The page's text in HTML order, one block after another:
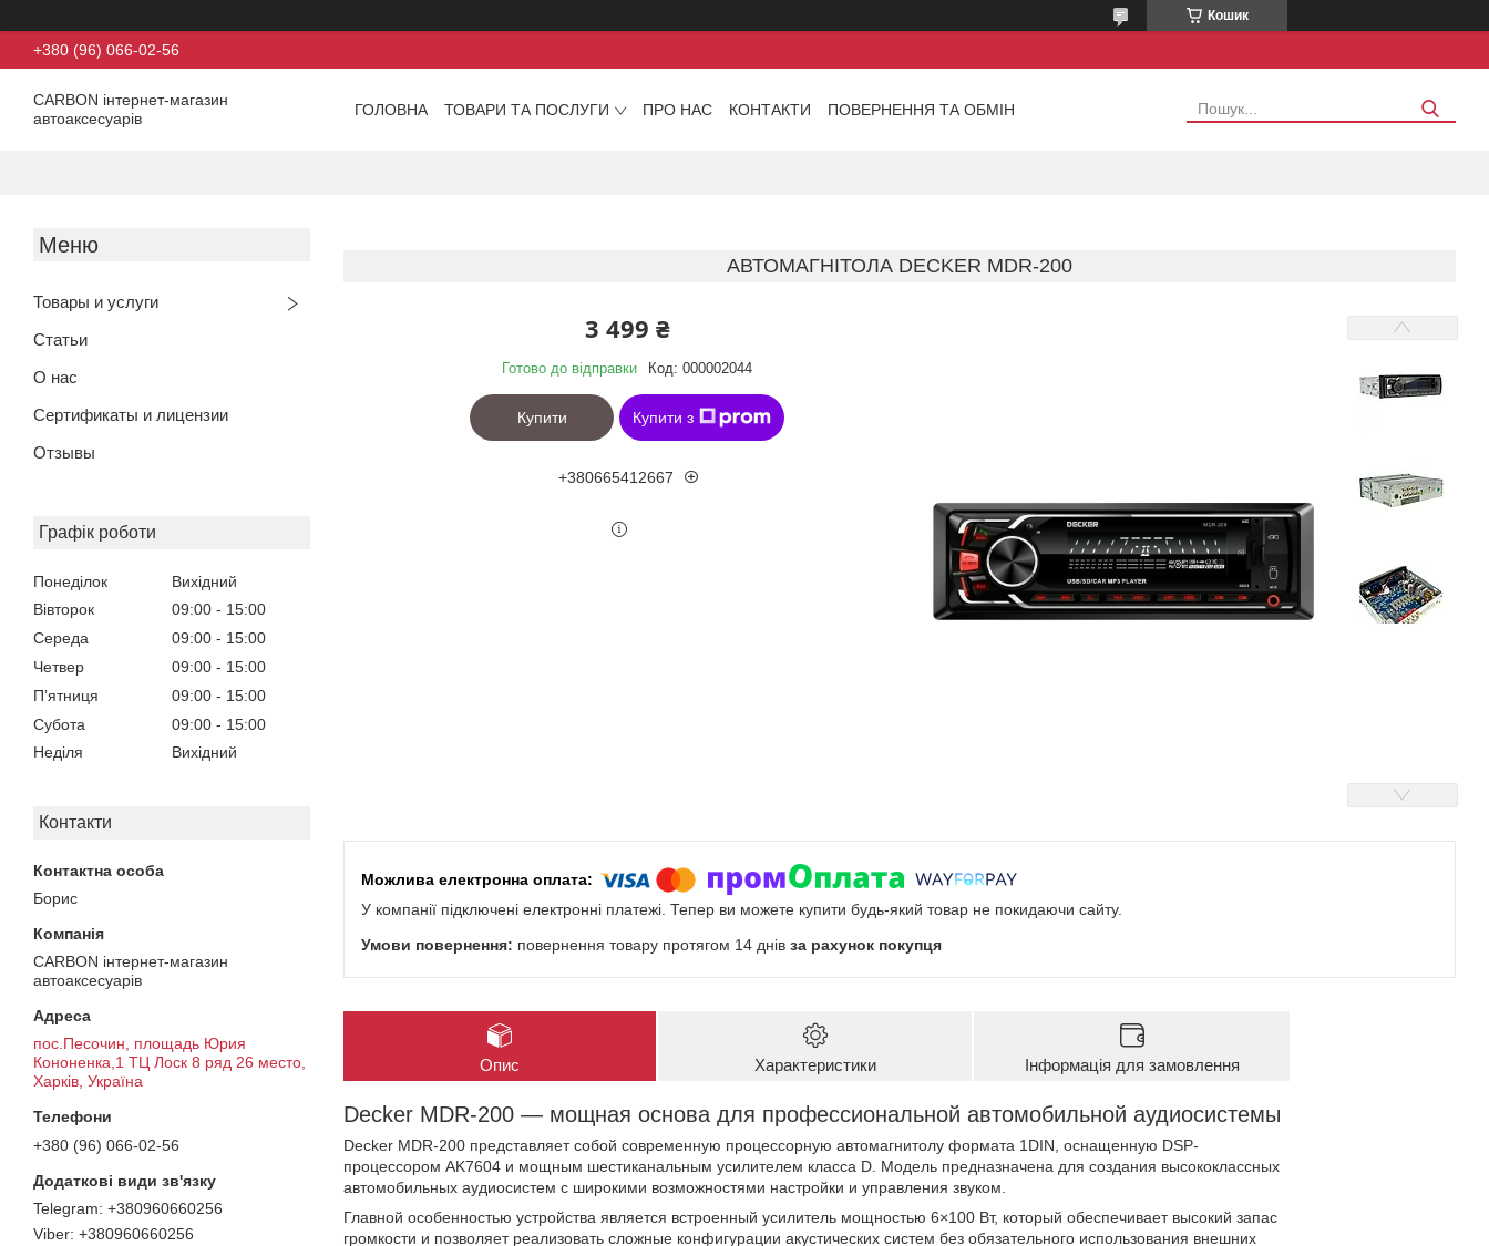
Кошик
+380 (96) 066-02-56
CARBON інтернет-магазин
автоаксесуарів
ГОЛОВНА ТОВАРИ ТА ПОСЛУГИ ПРО НАС КОНТАКТИ ПОВЕРНЕННЯ ТА ОБМІН
Товары и услуги
Статьи
О нас
Сертификаты и лицензии
Отзывы
Графік роботи
Понеділок
Вихідний
Вівторок
09:00
15:00
Середа
09:00
15:00
Четвер
09:00
15:00
Пʼятниця
09:00
15:00
Субота
09:00
15:00
Неділя
Вихідний
Контакти
Борис
CARBON інтернет-магазин
автоаксесуарів
пос.Песочин, площадь Юрия
Кононенка,1 ТЦ Лоск 8 ряд 26 место,
Харків, Україна
+380 (96) 066-02-56
+380960660256
+380960660256
АВТОМАГНІТОЛА DECKER MDR-200
3 499 ₴
Готово до відправки Код: 000002044
Купити Купити з
+380665412667
У компанії підключені електронні платежі. Тепер ви можете купити будь-який товар не покидаючи сайту.
повернення товару протягом 14 днів за рахунок покупця
Опис Характеристики Інформація для замовлення
Decker MDR-200 — мощная основа для профессиональной автомобильной аудиосистемы
Decker MDR-200 представляет собой современную процессорную автомагнитолу формата 1DIN, оснащенную DSP-
процессором AK7604 и мощным шестиканальным усилителем класса D. Модель предназначена для создания высококлассных
автомобильных аудиосистем с широкими возможностями настройки и управления звуком.
Главной особенностью устройства является встроенный усилитель мощностью 6×100 Вт, который обеспечивает высокий запас
громкости и позволяет реализовать сложные конфигурации акустических систем без обязательного использования внешних